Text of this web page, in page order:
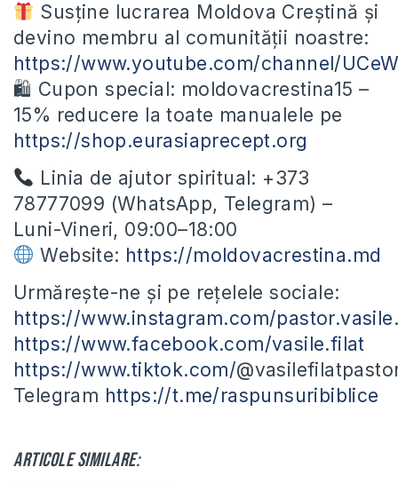
Susține lucrarea Moldova Creștină și
devino membru al comunității noastre:
https://www.youtube.com/channel/
🛍 Cupon special: moldovacrestina15 –
15% reducere la toate manualele pe
https://shop.eurasiaprecept.org
Linia de ajutor spiritual: +373
78777099 (WhatsApp, Telegram) –
Luni-Vineri, 09:00–18:00
Website: https://moldovacrestina.md
Urmărește-ne și pe rețelele sociale:
https://www.instagram.com/
https://www.facebook.com/vasile.filat
https://www.tiktok.com/
Telegram https://t.me/raspunsuribiblice
Articole similare: